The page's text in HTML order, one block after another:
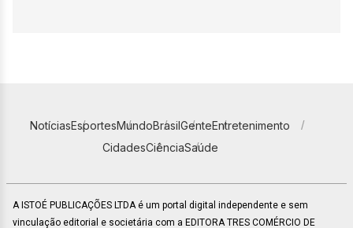
NotíciasEsportesMundoBrasilGenteEntretenimento
CidadesCiênciaSaúde
A ISTOÉ PUBLICAÇÕES LTDA é um portal digital independente e sem
vinculação editorial e societária com a EDITORA TRES COMÉRCIO DE